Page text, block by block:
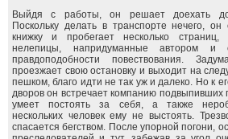
Выйдя с работы, он решает доехать
Поскольку делать в транспорте нечего,
книжку и пробегает несколько
нелепицы, напридуманные автором и
правдоподобности повествования.
проезжает свою остановку и выходит на
пешком, благо идти не так уж и далеко. Но к
дворов он встречает компанию подвыпивших
умеет постоять за себя, а также
нескольких человек ему не выстоять.
спасается бегством. После упорной погони,